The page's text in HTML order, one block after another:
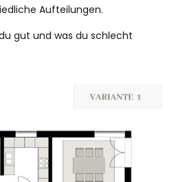
Aufteilungen.
gut und was du schlecht